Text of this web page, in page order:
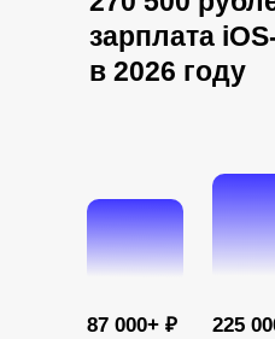
87 000+ ₽
зарплата
в 2026 году
225